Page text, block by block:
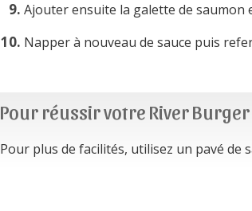
Ajouter ensuite la galette de saumon
Napper à nouveau de sauce puis
Pour réussir votre River Burger
Pour plus de facilités, utilisez un pavé de